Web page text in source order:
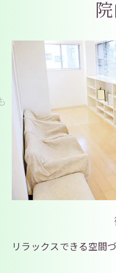
リラックスできる空間